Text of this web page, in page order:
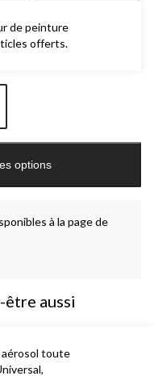
de peinture
offerts.
options
à la page de
aussi
toute